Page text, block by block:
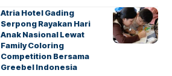
Atria Hotel Gading
Serpong Rayakan Hari
Anak Nasional Lewat
Family Coloring
Competition Bersama
Greebel Indonesia